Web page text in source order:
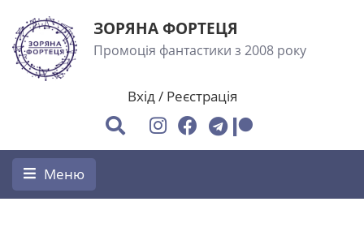
ЗОРЯНА ФОРТЕЦЯ
Промоція фантастики з 2008 року
Вхід/ Реєстрація
Меню